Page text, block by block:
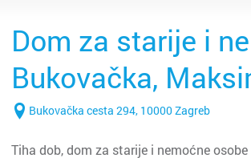
Dom za starije i
Bukovačka,
Bukovačka cesta 294, 10000 Zagreb
Tiha dob, dom za starije i nemoćne osobe